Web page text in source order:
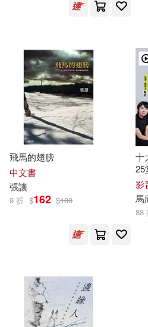
ヤマザキマリ(15)
南香かをり(15) 岳
張程(15) 楚かにこ
目川文化編輯小組(15)
美國美泰公司(15)
譚自安(15) 踊る毒
（德）特奧多爾·蒙森(15)
中共中央馬克思恩格斯列
著作編譯局 編譯(14)
麥田(76)
世界圖書出版公司北京公
作家出版社(71)
廣東人民出版社(70)
復旦大學出版社(68)
親子天下(68)
商周出版(67)
上海文藝出版社(66)
飛馬的翅膀
中文書
張讓
9 折 $162 $180
十
25
影
馬
88